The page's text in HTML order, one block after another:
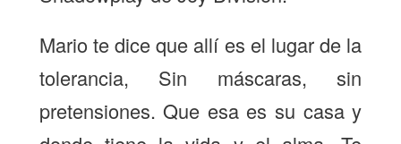
Mario te dice que allí es el lugar de la
tolerancia, Sin máscaras, sin
pretensiones. Que esa es su casa y